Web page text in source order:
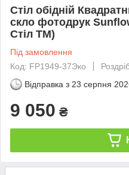
Стіл обідній
скло фотодрук
Стіл ТМ)
Під замовлення
Код: FP1949-37Эко
Відправка з 23 серпня
9 050 ₴